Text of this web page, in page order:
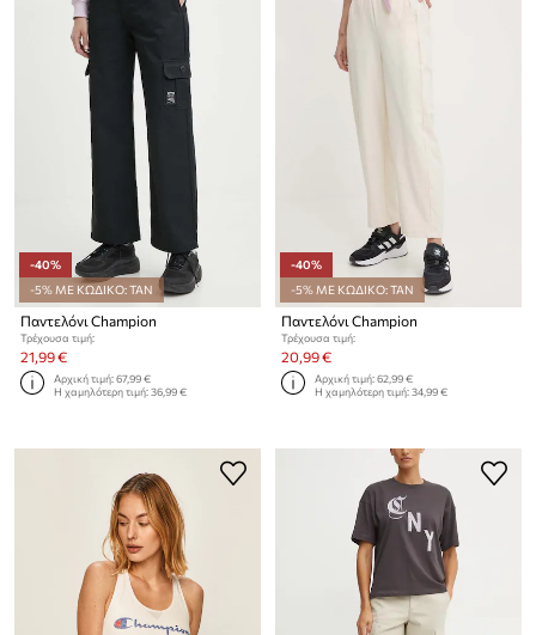
-40%
-5% ΜΕ ΚΩΔΙΚΟ: TAN
Παντελόνι Champion
Τρέχουσα τιμή:
21,99 €
Αρχική τιμή:67,99 €
Η χαμηλότερη τιμή:36,99 €
-40%
-5% ΜΕ ΚΩΔΙΚΟ: TAN
Παντελόνι Champion
Τρέχουσα τιμή:
20,99 €
Αρχική τιμή:62,99 €
Η χαμηλότερη τιμή:34,99 €